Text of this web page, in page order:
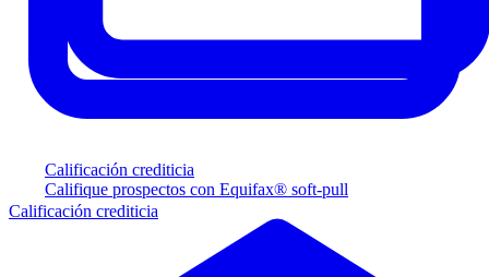
Calificación crediticia
Califique prospectos con Equifax® soft-pull
Calificación crediticia